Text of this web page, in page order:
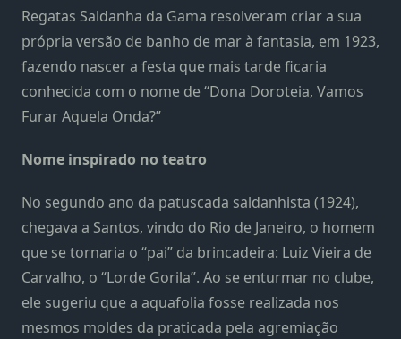
Regatas Saldanha da Gama resolveram criar a sua
própria versão de banho de mar à fantasia, em 1923,
fazendo nascer a festa que mais tarde ficaria
conhecida com o nome de “Dona Doroteia, Vamos
Furar Aquela Onda?”
Nome inspirado no teatro
No segundo ano da patuscada saldanhista (1924),
chegava a Santos, vindo do Rio de Janeiro, o homem
que se tornaria o “pai” da brincadeira: Luiz Vieira de
Carvalho, o “Lorde Gorila”. Ao se enturmar no clube,
ele sugeriu que a aquafolia fosse realizada nos
mesmos moldes da praticada pela agremiação